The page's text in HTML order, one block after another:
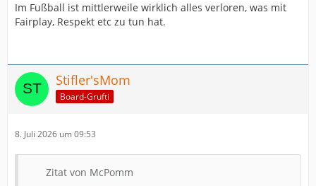
Im Fußball ist mittlerweile wirklich alles verloren, was mit
Fairplay, Respekt etc zu tun hat.
Stifler'sMom
Board-Grufti
8. Juli 2026 um 09:53
Zitat von McPomm